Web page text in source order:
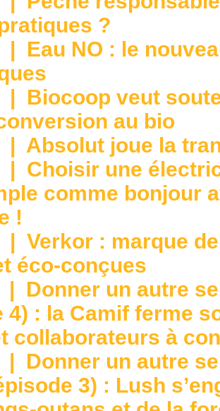
?
| Eau NO : le
| Biocoop veut
au bio
| Absolut joue la
| Choisir une
comme bonjour
!
| Verkor : marque
éco-conçues
| Donner un autre
4) : la Camif ferme
collaborateurs à
| Donner un autre
3) : Lush